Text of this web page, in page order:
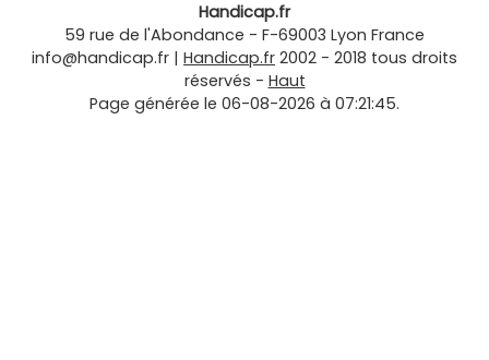
Handicap.fr
59 rue de l'Abondance - F-69003 Lyon France
info@handicap.fr | Handicap.fr 2002 - 2018 tous droits
réservés - Haut
Page générée le 06-08-2026 à 07:21:45.